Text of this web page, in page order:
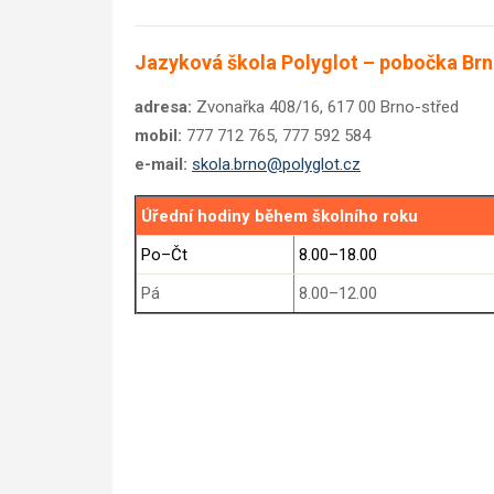
Jazyková škola Polyglot – pobočka
adresa: Zvonařka 408/16, 617 00 Brno-střed
mobil: 777 712 765, 777 592 584
e-mail: skola.brno@polyglot.cz
Úřední hodiny během školního roku
Po–Čt
8.00–18.00
Pá
8.00–12.00